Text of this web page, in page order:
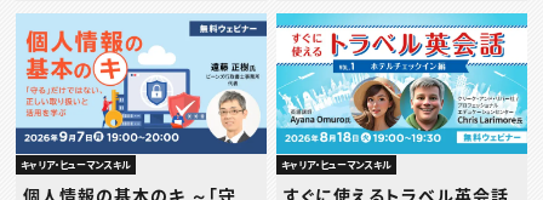
キャリア・ヒューマンスキル キャリア・ヒューマンスキル